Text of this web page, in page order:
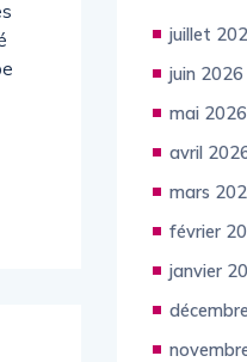
juillet
juin 2026
mai 2026
avril
mars
février
janvier